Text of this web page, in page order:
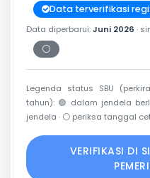
Data terverifikasi
Data diperbarui:Juni 2026 ·
⚪
Periksa tanggal cetak
Legenda status SBU
tahun): 🟢 dalam jendela
jendela · ⚪ periksa tanggal
VERIFIKASI DI